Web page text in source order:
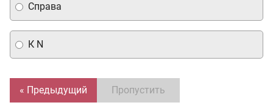
Справа
К N
« Предыдущий Пропустить